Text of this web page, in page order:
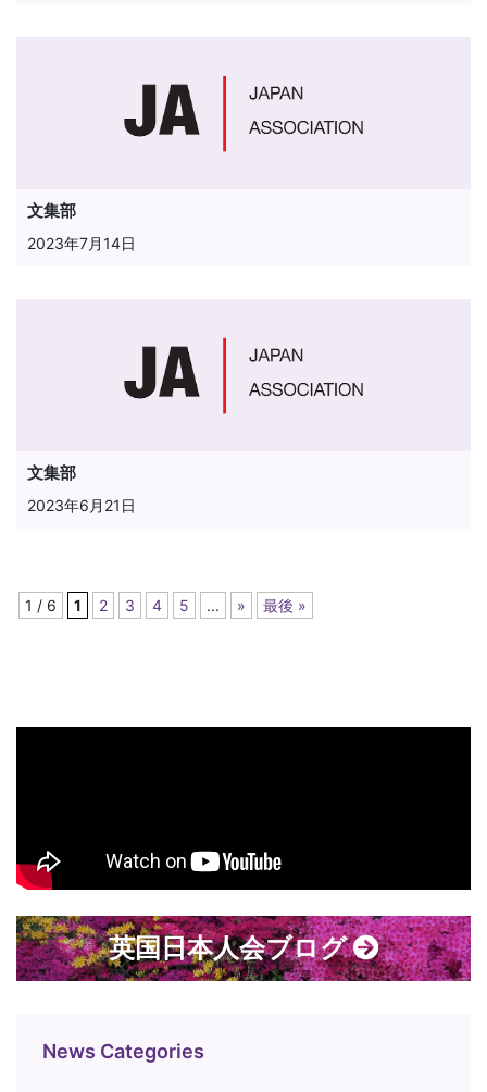
文集部
2023年7月14日
文集部
2023年6月21日
1 / 6 1 2 3 4 5 ... » 最後 »
英国日本人会ブログ
News Categories